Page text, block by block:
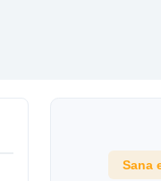
Sana